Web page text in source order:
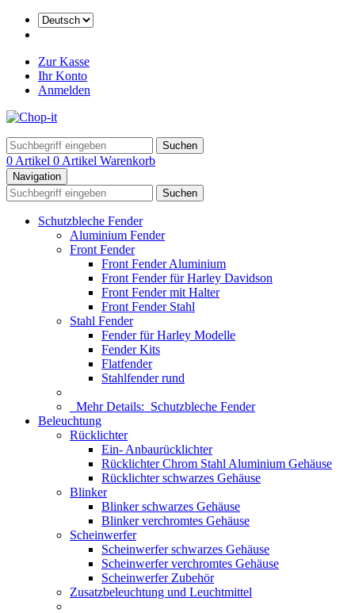
Zur Kasse
Ihr Konto
Anmelden
Suchen
0 Artikel 0 Artikel Warenkorb
Navigation
Suchen
Schutzbleche Fender
Aluminium Fender
Front Fender
Front Fender Aluminium
Front Fender für Harley Davidson
Front Fender mit Halter
Front Fender Stahl
Stahl Fender
Fender für Harley Modelle
Fender Kits
Flatfender
Stahlfender rund
Mehr Details: Schutzbleche Fender
Beleuchtung
Rücklichter
Ein- Anbaurücklichter
Rücklichter Chrom Stahl Aluminium Gehäuse
Rücklichter schwarzes Gehäuse
Blinker
Blinker schwarzes Gehäuse
Blinker verchromtes Gehäuse
Scheinwerfer
Scheinwerfer schwarzes Gehäuse
Scheinwerfer verchromtes Gehäuse
Scheinwerfer Zubehör
Zusatzbeleuchtung und Leuchtmittel